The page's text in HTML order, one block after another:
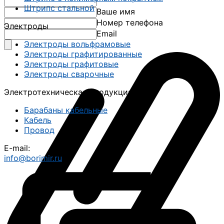
Штрипс стальной
Электроды
Электроды вольфрамовые
Электроды графитированные
Электроды графитовые
Электроды сварочные
Электротехническая продукция
Барабаны кабельные
Кабель
Провод
E-mail:
info@borimir.ru
Ваше имя
Номер телефона
Email